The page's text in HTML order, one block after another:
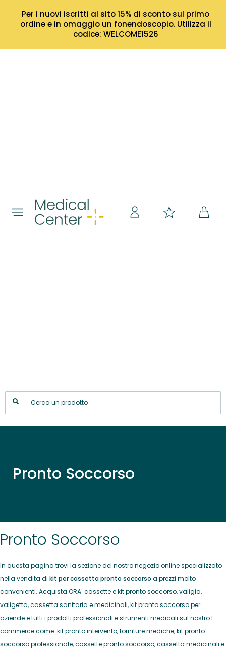
Per i nuovi iscritti al sito 15% di sconto sul primo
ordine e in omaggio un fonendoscopio. Utilizza il
codice: WELCOME1526
Pronto Soccorso
Pronto Soccorso
In questa pagina trovi la sezione del nostro negozio online specializzato
nella vendita di kit per cassetta pronto soccorso a prezzi molto
convenienti. Acquista ORA: cassette e kit pronto soccorso, valigia,
valigetta, cassetta sanitaria e medicinali, kit pronto soccorso per
aziende e tutti i prodotti professionali e strumenti medicali sul nostro E-
commerce come: kit pronto intervento, forniture mediche, kit pronto
soccorso professionale, cassette pronto soccorso, cassetta medicinali e